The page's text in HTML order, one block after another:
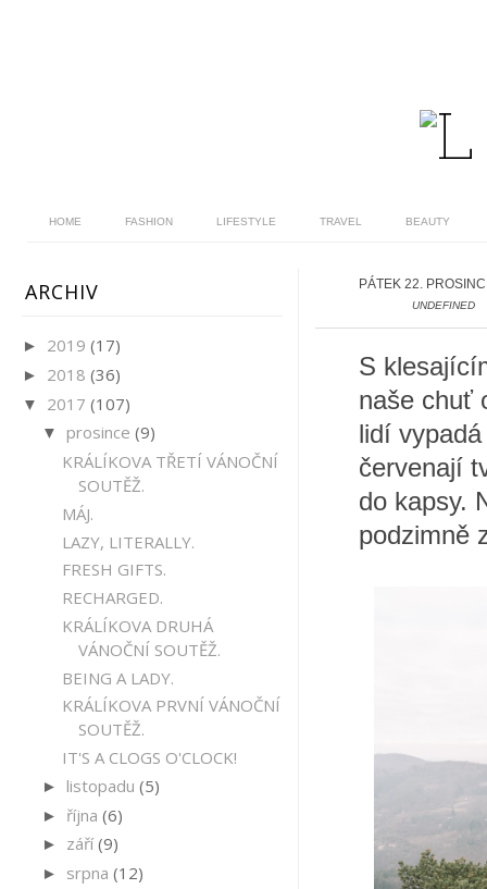
HOME FASHION LIFESTYLE TRAVEL BEAUTY
PÁTEK 22.
UNDEFINED
S
naše chuť
lidí
červenají
do kapsy.
podzimně
ARCHIV
► 2019 (17)
► 2018 (36)
▼ 2017 (107)
▼ prosince (9)
KRÁLÍKOVA TŘETÍ VÁNOČNÍ
SOUTĚŽ.
MÁJ.
LAZY, LITERALLY.
FRESH GIFTS.
RECHARGED.
KRÁLÍKOVA DRUHÁ
VÁNOČNÍ SOUTĚŽ.
BEING A LADY.
KRÁLÍKOVA PRVNÍ VÁNOČNÍ
SOUTĚŽ.
IT'S A CLOGS O'CLOCK!
► listopadu (5)
► října (6)
► září(9)
► srpna (12)